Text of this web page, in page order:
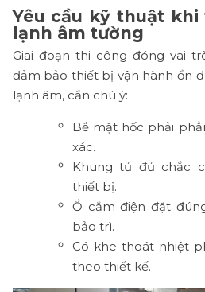
Yêu cầu kỹ thuật
lạnh âm tường
Giai đoạn thi công đóng vai
đảm bảo thiết bị vận hành ổn
lạnh âm, cần chú ý:
Bề mặt hốc phải
xác.
Khung tủ đủ chắc
thiết bị.
Ổ cắm điện đặt
bảo trì.
Có khe thoát nhiệt
theo thiết kế.